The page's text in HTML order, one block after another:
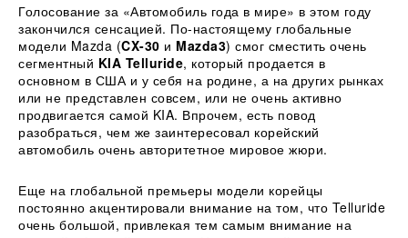
Голосование за «Автомобиль года в мире» в этом году
закончился сенсацией. По-настоящему глобальные
модели Mazda (CX-30 и Mazda3) смог сместить очень
сегментный KIA Telluride, который продается в
основном в США и у себя на родине, а на других рынках
или не представлен совсем, или не очень активно
продвигается самой KIA. Впрочем, есть повод
разобраться, чем же заинтересовал корейский
автомобиль очень авторитетное мировое жюри.
Еще на глобальной премьеры модели корейцы
постоянно акцентировали внимание на том, что Telluride
очень большой, привлекая тем самым внимание на